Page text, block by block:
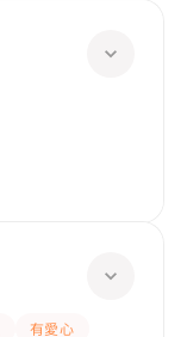
有愛心